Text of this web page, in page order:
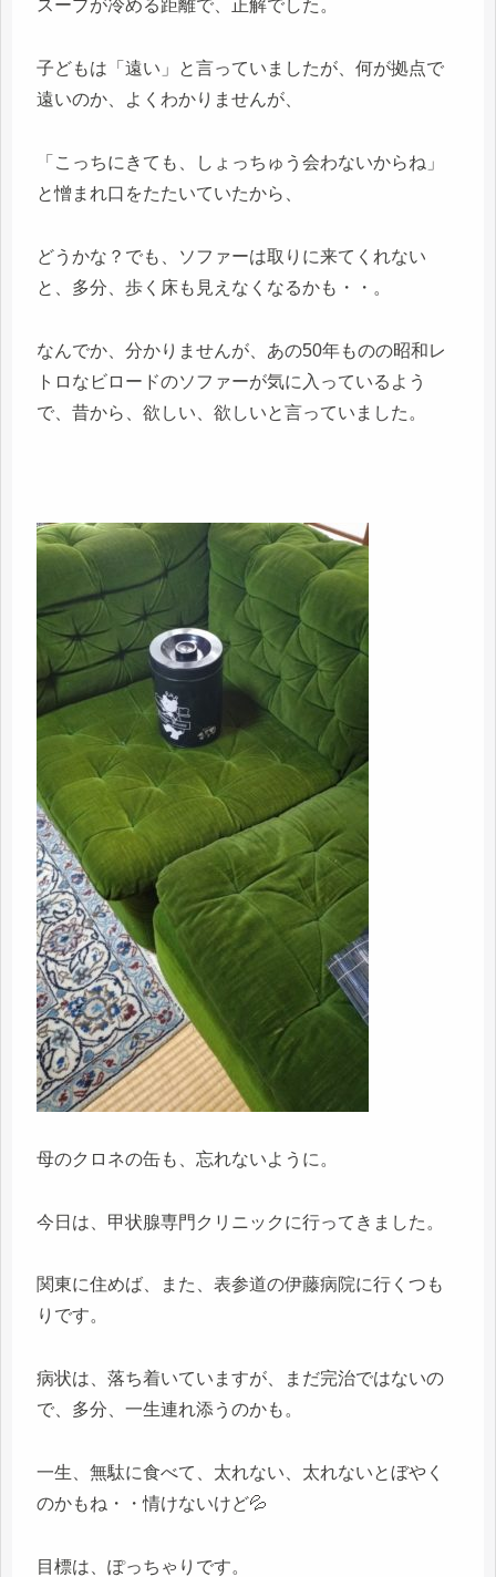
スープが冷める距離で、正解でした。
子どもは「遠い」と言っていましたが、何が拠点で
遠いのか、よくわかりませんが、
「こっちにきても、しょっちゅう会わないからね」
と憎まれ口をたたいていたから、
どうかな？でも、ソファーは取りに来てくれない
と、多分、歩く床も見えなくなるかも・・。
なんでか、分かりませんが、あの50年ものの昭和レ
トロなビロードのソファーが気に入っているよう
で、昔から、欲しい、欲しいと言っていました。
母のクロネの缶も、忘れないように。
今日は、甲状腺専門クリニックに行ってきました。
関東に住めば、また、表参道の伊藤病院に行くつも
りです。
病状は、落ち着いていますが、まだ完治ではないの
で、多分、一生連れ添うのかも。
一生、無駄に食べて、太れない、太れないとぼやく
のかもね・・情けないけど💦
目標は、ぽっちゃりです。